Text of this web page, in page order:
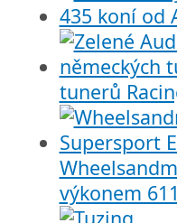
tunerů
výkonem